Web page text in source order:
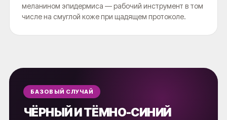
меланином эпидермиса — рабочий инструмент в том
числе на смуглой коже при щадящем протоколе.
БАЗОВЫЙ СЛУЧАЙ
ЧЁРНЫЙ И ТЁМНО-СИНИЙ